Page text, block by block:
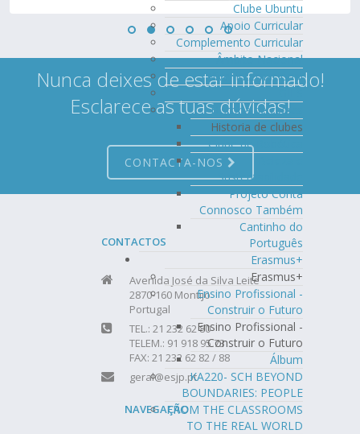
Clube Ubuntu
Apoio Curricular
Complemento Curricular
Âmbito Nacional
Nível Internacional
Historia de clubes
Historia de clubes
Clube de Robótica
Sustentabilidade
Projeto Conta
Connosco Também
Cantinho do
Português
Erasmus+
Erasmus+
Ensino Profissional -
Construir o Futuro
Ensino Profissional -
Construir o Futuro
Álbum
KA220- SCH BEYOND
BOUNDARIES: PEOPLE
FROM THE CLASSROOMS
TO THE REAL WORLD
Nunca deixes de estar informado!
Esclarece as tuas dúvidas!
CONTACTA-NOS
CONTACTOS
Avenida José da Silva Leite
2870-160 Montijo
Portugal
TEL.: 21 232 62 80
TELEM.: 91 918 95 73
FAX: 21 232 62 82 / 88
geral@esjp.pt
NAVEGAÇÃO